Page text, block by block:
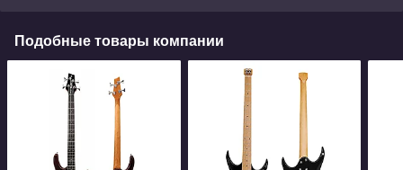
Подобные товары компании